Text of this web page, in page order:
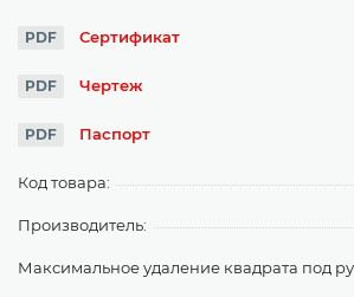
PDF Сертификат
PDF Чертеж
PDF Паспорт
Код товара:
Производитель:
Максимальное удаление квадрата под